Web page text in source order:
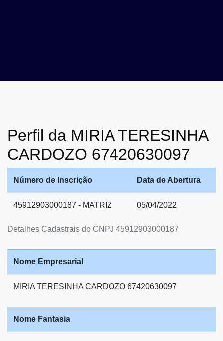
Perfil da MIRIA TERESINHA
CARDOZO 67420630097
Detalhes Cadastrais do CNPJ 45912903000187
Número de Inscrição Data de Abertura
45912903000187 - MATRIZ 05/04/2022
Nome Empresarial
MIRIA TERESINHA CARDOZO 67420630097
Nome Fantasia